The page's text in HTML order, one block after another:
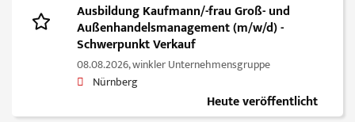
Ausbildung Kaufmann/-frau Groß- und
Außenhandelsmanagement (m/w/d) -
Schwerpunkt Verkauf
08.08.2026,winkler Unternehmensgruppe
Nürnberg
Heute veröffentlicht